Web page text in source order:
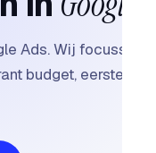
Ads. Wij focussen
budget, eerste